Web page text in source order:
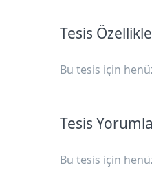
Tesis
Bu tesis için
Tesis
Bu tesis için